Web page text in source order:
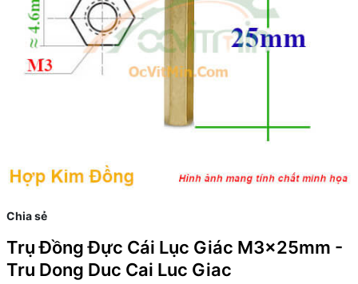
Chia sẻ
Trụ Đồng Đực Cái Lục Giác M3x25mm -
Tru Dong Duc Cai Luc Giac